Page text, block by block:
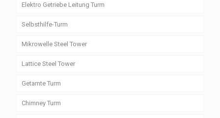
Elektro Getriebe Leitung Turm
Selbsthilfe-Turm
Mikrowelle Steel Tower
Lattice Steel Tower
Getarnte Turm
Chimney Turm